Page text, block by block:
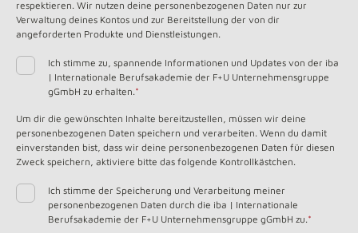
respektieren. Wir nutzen deine personenbezogenen Daten nur zur
Verwaltung deines Kontos und zur Bereitstellung der von dir
angeforderten Produkte und Dienstleistungen.
Ich stimme zu, spannende Informationen und Updates von der iba
| Internationale Berufsakademie der F+U Unternehmensgruppe
gGmbH zu erhalten.*
Um dir die gewünschten Inhalte bereitzustellen, müssen wir deine
personenbezogenen Daten speichern und verarbeiten. Wenn du damit
einverstanden bist, dass wir deine personenbezogenen Daten für diesen
Zweck speichern, aktiviere bitte das folgende Kontrollkästchen.
Ich stimme der Speicherung und Verarbeitung meiner
personenbezogenen Daten durch die iba | Internationale
Berufsakademie der F+U Unternehmensgruppe gGmbH zu.*